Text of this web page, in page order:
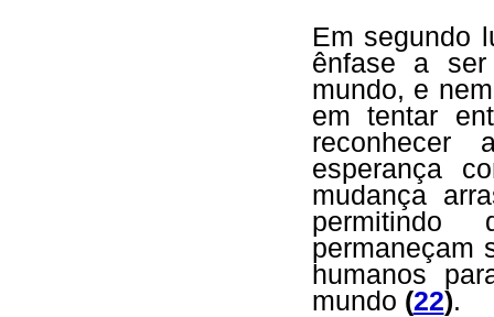
Em segundo
ênfase a
mundo, e
em tentar
esperança
mudança
permitindo
permaneçam
humanos
mundo (22).